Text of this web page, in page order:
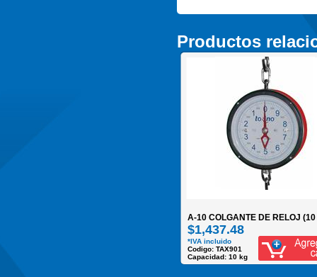
Productos
A-10 COLGANTE DE RELOJ
$1,437.48
*IVA incluido
Codigo: TAX901
Capacidad: 10 kg